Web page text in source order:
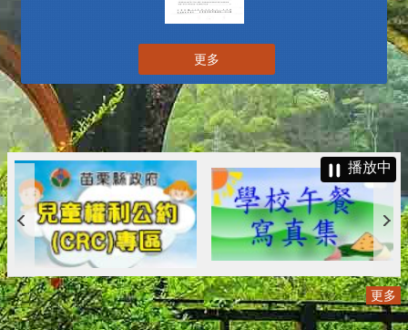
更多
播放中
更多